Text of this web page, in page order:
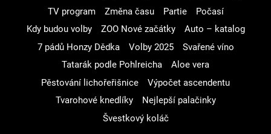
TV program
Změna času Partie
Počasí
Kdy budou volby
ZOO Nové začátky
Auto – katalog
7 pádů Honzy Dědka
Volby 2025
Svařené víno
Tatarák podle Pohlreicha
Aloe vera
Pěstování lichořeřišnice
Výpočet ascendentu
Tvarohové knedlíky
Nejlepší palačinky
Švestkový koláč